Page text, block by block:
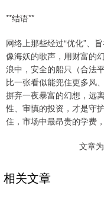
**结语**
网络上那些经过“优化”、
像海妖的歌声，用财富的
浪中，安全的船只（合法
比一张看似能兜住更多风
摒弃一夜暴富的幻想，远
性、审慎的投资，才是守
住，市场中最昂贵的学费
文章
相关文章